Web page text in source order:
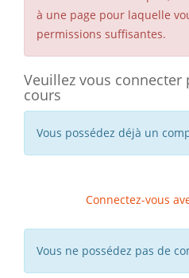
à une page pour laquelle
permissions suffisantes.
Veuillez vous connecter
cours
Vous possédez déjà un
Connectez-vous
Vous ne possédez pas de